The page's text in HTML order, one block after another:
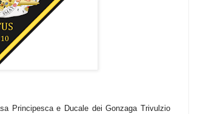
Principesca e Ducale dei Gonzaga Trivulzio